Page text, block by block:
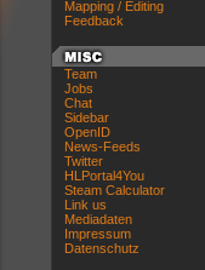
Mapping / Editing
Feedback
Team
Jobs
Chat
Sidebar
OpenID
News-Feeds
Twitter
HLPortal4You
Steam Calculator
Link us
Mediadaten
Impressum
Datenschutz